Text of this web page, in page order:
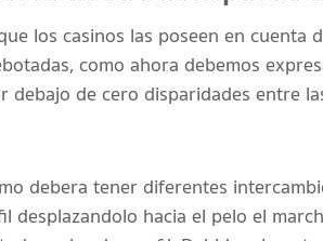
los casinos las poseen en cuenta
como ahora debemos
de cero disparidades entre
debera tener diferentes
hacia el pelo el